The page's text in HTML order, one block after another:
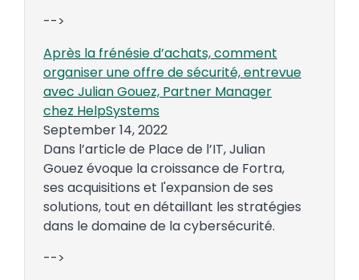
-->
Après la frénésie d’achats, comment
organiser une offre de sécurité, entrevue
avec Julian Gouez, Partner Manager
chez HelpSystems
September 14, 2022
Dans l’article de Place de l’IT, Julian
Gouez évoque la croissance de Fortra,
ses acquisitions et l'expansion de ses
solutions, tout en détaillant les stratégies
dans le domaine de la cybersécurité.
-->